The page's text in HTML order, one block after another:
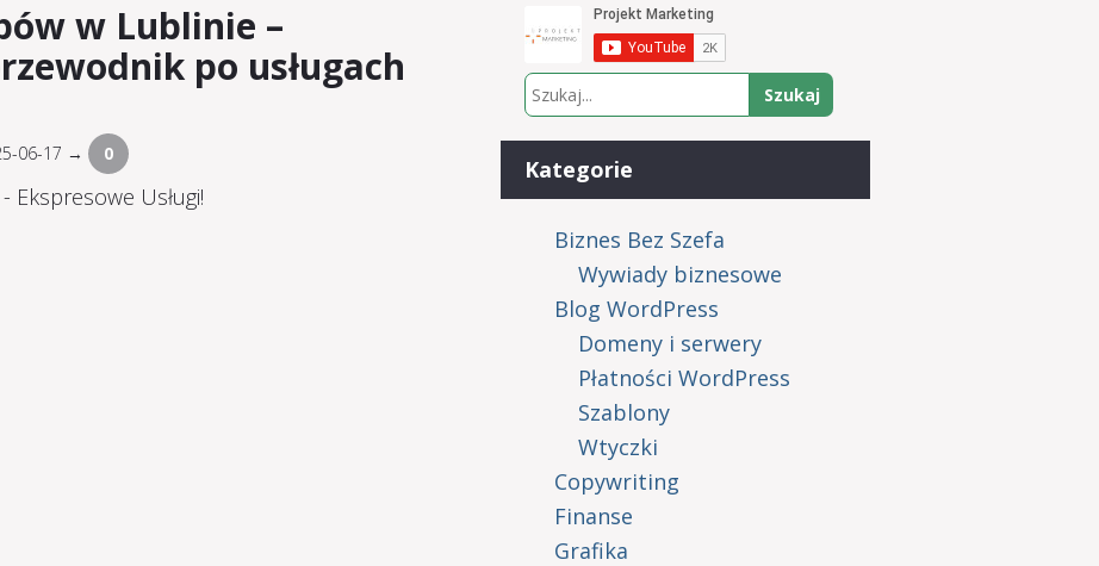
w Lublinie –
po usługach
06-17 → 0
Kategorie
Biznes Bez Szefa
Wywiady biznesowe
Blog WordPress
Domeny i serwery
Płatności WordPress
Szablony
Wtyczki
Copywriting
Finanse
Grafika